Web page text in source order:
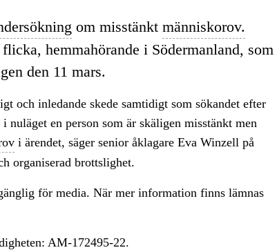
om misstänkt människorov.
hemmahörande i Södermanland, som
den 11 mars.
och inledande skede samtidigt som sökandet efter
nuläget en person som är skäligen misstänkt men
i ärendet, säger senior åklagare Eva Winzell på
organiserad brottslighet.
för media. När mer information finns lämnas
AM-172495-22.